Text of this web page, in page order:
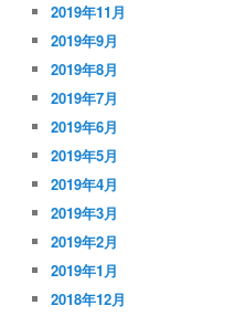
2019年11月
2019年9月
2019年8月
2019年7月
2019年6月
2019年5月
2019年4月
2019年3月
2019年2月
2019年1月
2018年12月